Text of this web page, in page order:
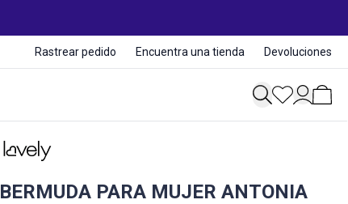
Rastrear pedido Encuentra una tienda Devoluciones
BERMUDA PARA MUJER ANTONIA